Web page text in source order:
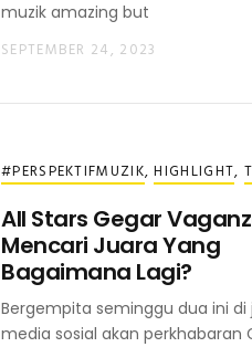
muzik amazing but
SEPTEMBER 24, 2023
#PERSPEKTIFMUZIK,HIGHLIGHT,
All Stars Gegar
Mencari Juara Yang
Bagaimana Lagi?
Bergempita seminggu dua ini di
media sosial akan perkhabaran